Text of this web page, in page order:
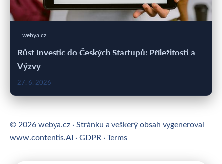
webya.cz
Růst Investic do Českých Startupů: Příležitosti a
Výzvy
27. 6. 2026
© 2026 webya.cz · Stránku a veškerý obsah vygeneroval
www.contentis.AI · GDPR · Terms